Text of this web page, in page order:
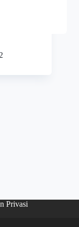
Privasi